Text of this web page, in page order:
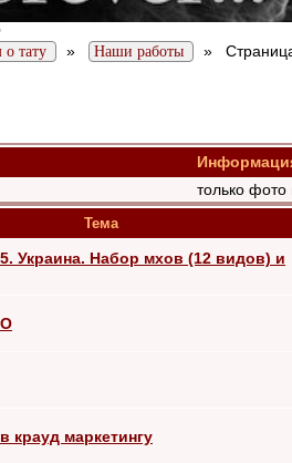
тату » Наши работы »
только
Тема
Украина. Набор мхов (12 видов) и
крауд маркетингу